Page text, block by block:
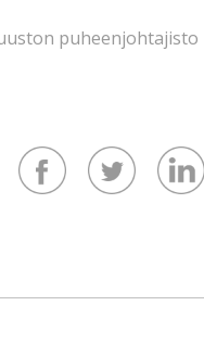
puheenjohtajisto